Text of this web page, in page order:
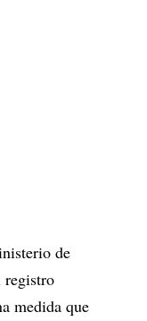
de
registro
medida que